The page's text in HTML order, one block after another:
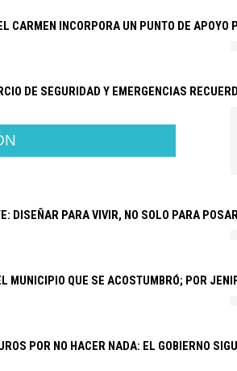
CARMEN INCORPORA UN PUNTO DE
DE SEGURIDAD Y EMERGENCIAS
DISEÑAR PARA VIVIR, NO SOLO PARA
MUNICIPIO QUE SE ACOSTUMBRÓ; POR
POR NO HACER NADA: EL GOBIERNO